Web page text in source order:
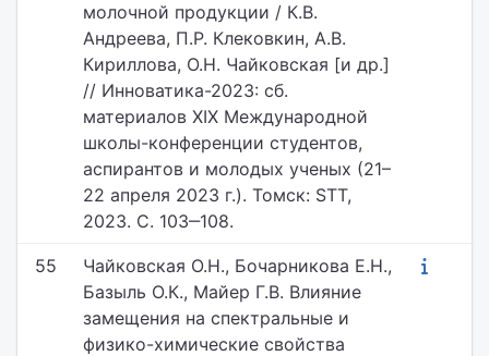
молочной продукции / К.В.
Андреева, П.Р. Клековкин, А.В.
Кириллова, О.Н. Чайковская [и др.]
// Инноватика-2023: сб.
материалов XIX Международной
школы-конференции студентов,
аспирантов и молодых ученых (21–
22 апреля 2023 г.). Томск: STT,
2023. С. 103‒108.
55
Чайковская О.Н., Бочарникова Е.Н.,
Базыль О.К., Майер Г.В. Влияние
замещения на спектральные и
физико-химические свойства